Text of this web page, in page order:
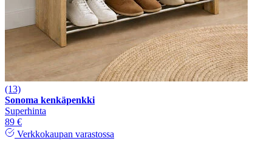
(13)
Sonoma kenkäpenkki
Superhinta
89 €
Verkkokaupan varastossa